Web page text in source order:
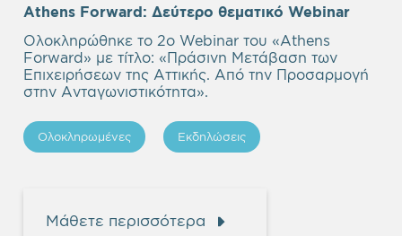
Athens Forward: Δεύτερο θεματικό Webinar
Ολοκληρώθηκε το 2ο Webinar του «Athens
Forward» με τίτλο: «Πράσινη Μετάβαση των
Επιχειρήσεων της Αττικής. Από την Προσαρμογή
στην Ανταγωνιστικότητα».
Ολοκληρωμένες Εκδηλώσεις
Μάθετε περισσότερα